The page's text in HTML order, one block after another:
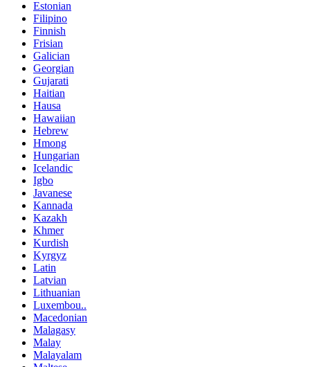
Estonian
Filipino
Finnish
Frisian
Galician
Georgian
Gujarati
Haitian
Hausa
Hawaiian
Hebrew
Hmong
Hungarian
Icelandic
Igbo
Javanese
Kannada
Kazakh
Khmer
Kurdish
Kyrgyz
Latin
Latvian
Lithuanian
Luxembou..
Macedonian
Malagasy
Malay
Malayalam